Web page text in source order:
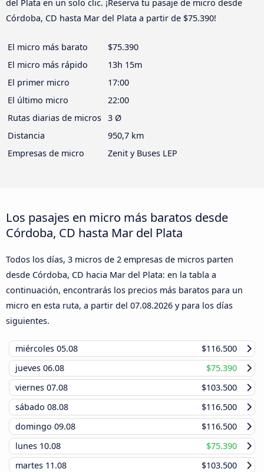
del Plata en un solo clic. ¡Reserva tu pasaje de micro desde
Córdoba, CD hasta Mar del Plata a partir de $75.390!
El micro más barato
$75.390
El micro más rápido
13h 15m
El primer micro
17:00
El último micro
22:00
Rutas diarias de micros 3 Ø
Distancia
950,7 km
Empresas de micro
Zenit y Buses LEP
Los pasajes en micro más baratos desde
Córdoba, CD hasta Mar del Plata
Todos los días, 3 micros de 2 empresas de micros parten
desde Córdoba, CD hacia Mar del Plata: en la tabla a
continuación, encontrarás los precios más baratos para un
micro en esta ruta, a partir del 07.08.2026 y para los días
siguientes.
miércoles 05.08
$116.500
jueves 06.08
$75.390
viernes 07.08
$103.500
sábado 08.08
$116.500
domingo 09.08
$116.500
lunes 10.08
$75.390
martes 11.08 $103.500